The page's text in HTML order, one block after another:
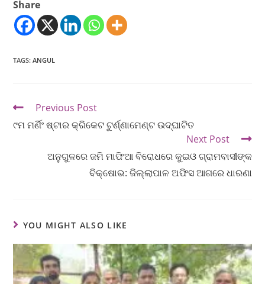
Share
TAGS:ANGUL
Previous Post
୯ମ ମର୍ଣିଂ ଷ୍ଟାର କ୍ରିକେଟ ଟୁର୍ଣ୍ଣାମେଣ୍ଟ ଉଦ୍ଘାଟିତ
Next Post
ଅନୁଗୁଳରେ ଜମି ମାଫିଆ ବିରୋଧରେ କୁଇଓ ଗ୍ରାମବାସୀଙ୍କ
ବିକ୍ଷୋଭ: ଜିଲ୍ଲାପାଳ ଅଫିସ ଆଗରେ ଧାରଣା
YOU MIGHT ALSO LIKE